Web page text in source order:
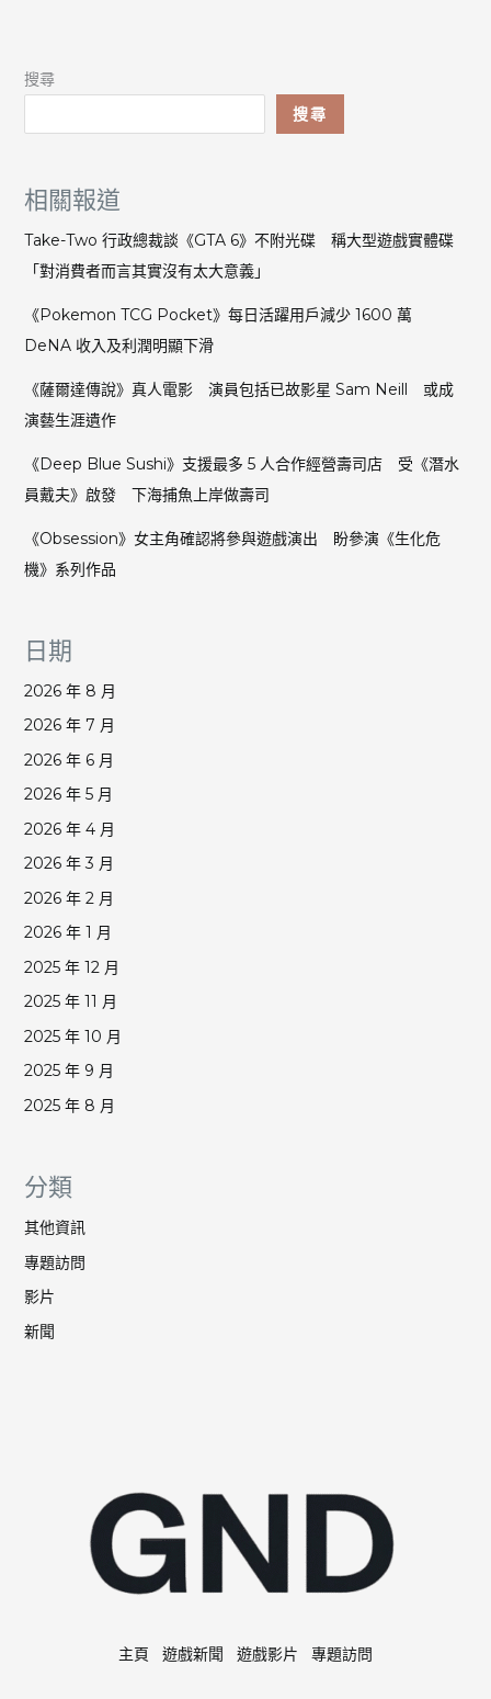
搜尋
搜尋
相關報道
Take-Two 行政總裁談《GTA 6》不附光碟 稱大型遊戲實體碟
「對消費者而言其實沒有太大意義」
《Pokemon TCG Pocket》每日活躍用戶減少 1600 萬
DeNA 收入及利潤明顯下滑
《薩爾達傳說》真人電影 演員包括已故影星 Sam Neill 或成
演藝生涯遺作
《Deep Blue Sushi》支援最多 5 人合作經營壽司店 受《潛水
員戴夫》啟發 下海捕魚上岸做壽司
《Obsession》女主角確認將參與遊戲演出 盼參演《生化危
機》系列作品
日期
2026 年 8 月
2026 年 7 月
2026 年 6 月
2026 年 5 月
2026 年 4 月
2026 年 3 月
2026 年 2 月
2026 年 1 月
2025 年 12 月
2025 年 11 月
2025 年 10 月
2025 年 9 月
2025 年 8 月
分類
其他資訊
專題訪問
影片
新聞
主頁 遊戲新聞 遊戲影片 專題訪問